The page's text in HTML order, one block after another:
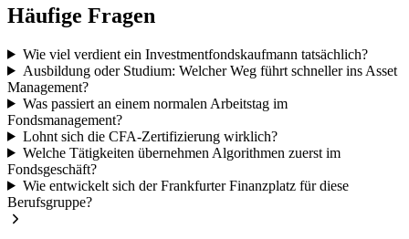
Häufige Fragen
Wie viel verdient ein Investmentfondskaufmann tatsächlich?
Ausbildung oder Studium: Welcher Weg führt schneller ins Asset
Management?
Was passiert an einem normalen Arbeitstag im
Fondsmanagement?
Lohnt sich die CFA-Zertifizierung wirklich?
Welche Tätigkeiten übernehmen Algorithmen zuerst im
Fondsgeschäft?
Wie entwickelt sich der Frankfurter Finanzplatz für diese
Berufsgruppe?